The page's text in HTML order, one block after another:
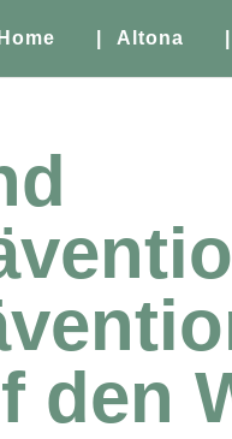
| Altona
den